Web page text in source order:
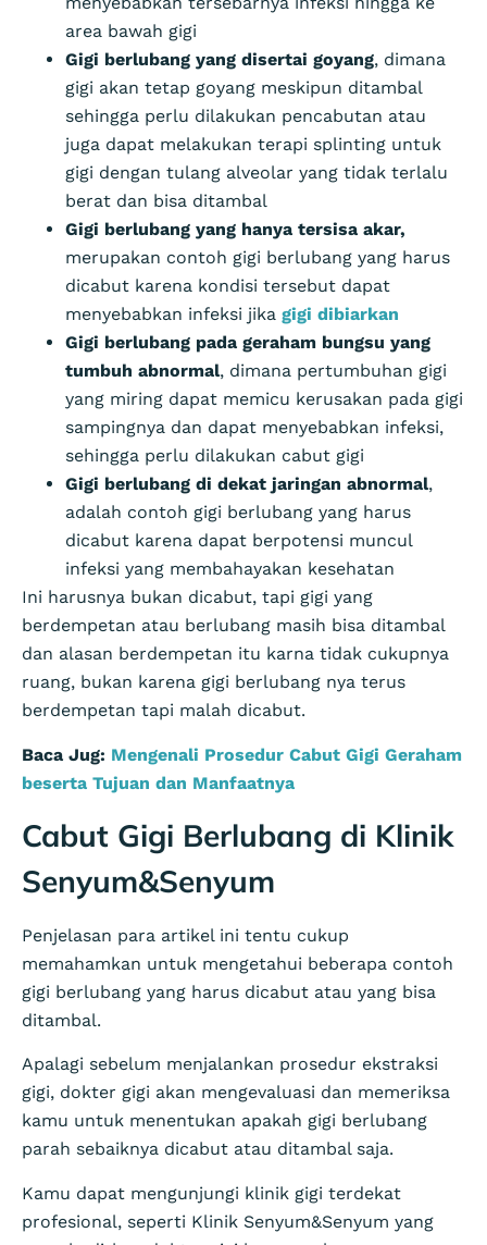
area bawah gigi
Gigi berlubang yang disertai goyang, dimana
gigi akan tetap goyang meskipun ditambal
sehingga perlu dilakukan pencabutan atau
juga dapat melakukan terapi splinting untuk
gigi dengan tulang alveolar yang tidak terlalu
berat dan bisa ditambal
Gigi berlubang yang hanya tersisa akar,
merupakan contoh gigi berlubang yang harus
dicabut karena kondisi tersebut dapat
menyebabkan infeksi jika gigi dibiarkan
Gigi berlubang pada geraham bungsu yang
tumbuh abnormal, dimana pertumbuhan gigi
yang miring dapat memicu kerusakan pada gigi
sampingnya dan dapat menyebabkan infeksi,
sehingga perlu dilakukan cabut gigi
Gigi berlubang di dekat jaringan abnormal,
adalah contoh gigi berlubang yang harus
dicabut karena dapat berpotensi muncul
infeksi yang membahayakan kesehatan
Ini harusnya bukan dicabut, tapi gigi yang
berdempetan atau berlubang masih bisa ditambal
dan alasan berdempetan itu karna tidak cukupnya
ruang, bukan karena gigi berlubang nya terus
berdempetan tapi malah dicabut.
Baca Jug: Mengenali Prosedur Cabut Gigi Geraham
beserta Tujuan dan Manfaatnya
Cabut Gigi Berlubang di Klinik
Senyum&Senyum
Penjelasan para artikel ini tentu cukup
memahamkan untuk mengetahui beberapa contoh
gigi berlubang yang harus dicabut atau yang bisa
ditambal.
Apalagi sebelum menjalankan prosedur ekstraksi
gigi, dokter gigi akan mengevaluasi dan memeriksa
kamu untuk menentukan apakah gigi berlubang
parah sebaiknya dicabut atau ditambal saja.
Kamu dapat mengunjungi klinik gigi terdekat
profesional, seperti Klinik Senyum&Senyum yang